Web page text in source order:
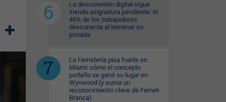
La desconexión digital sigue
siendo asignatura pendiente: el
46% de los trabajadores
desconecta al terminar su
jornada
La Fernetería pisa fuerte en
Miami: cómo el concepto
porteño se ganó su lugar en
Wynwood (y suma un
reconocimiento clave de Fernet-
Branca)